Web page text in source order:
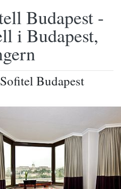
Budapest -
i Budapest,
Budapest